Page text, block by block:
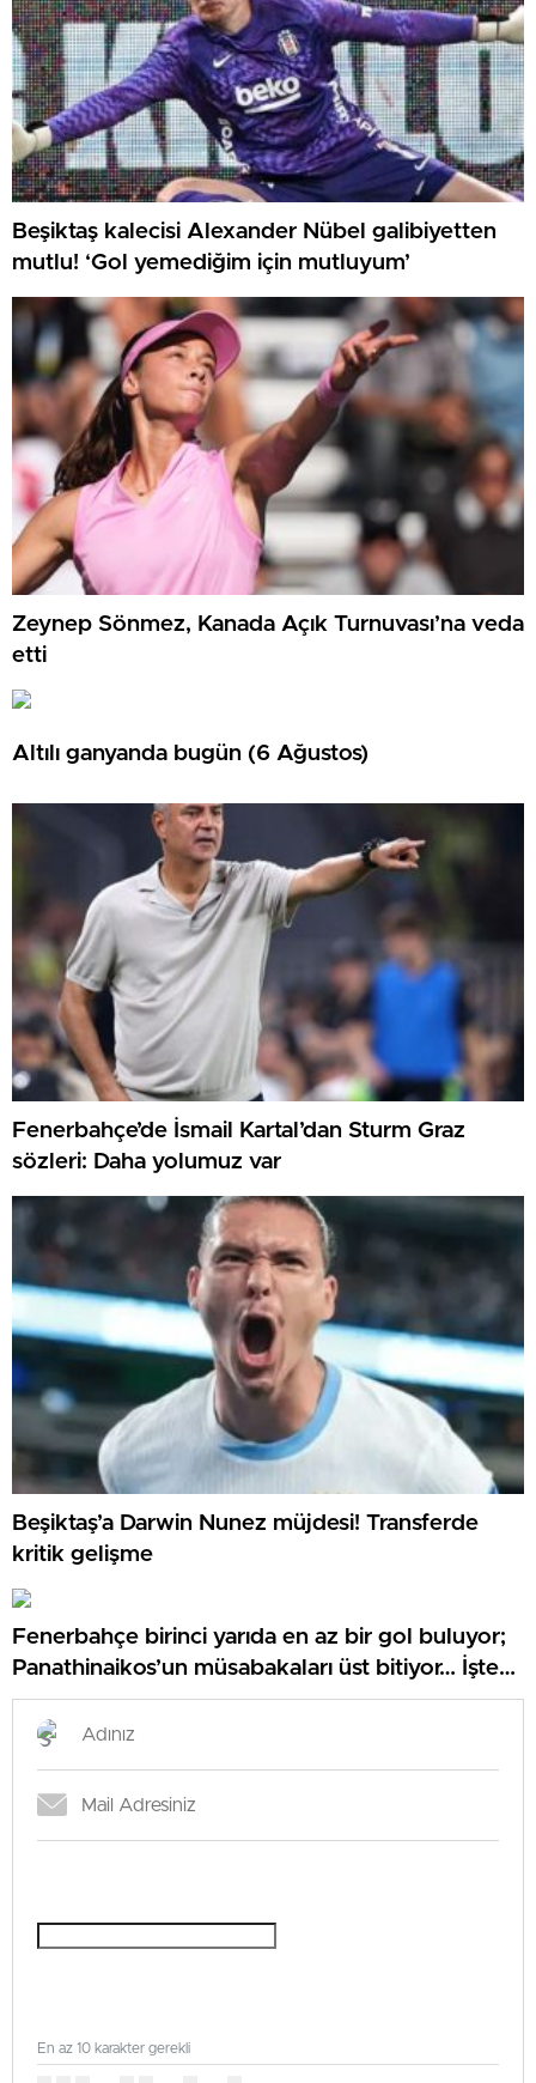
Beşiktaş kalecisi Alexander Nübel galibiyetten
mutlu! ‘Gol yemediğim için mutluyum’
Zeynep Sönmez, Kanada Açık Turnuvası’na veda
etti
Altılı ganyanda bugün (6 Ağustos)
Fenerbahçe’de İsmail Kartal’dan Sturm Graz
sözleri: Daha yolumuz var
Beşiktaş’a Darwin Nunez müjdesi! Transferde
kritik gelişme
Fenerbahçe birinci yarıda en az bir gol buluyor;
Panathinaikos’un müsabakaları üst bitiyor… İşte
Misli’den Günün Tüyoları!
En az 10 karakter gerekli